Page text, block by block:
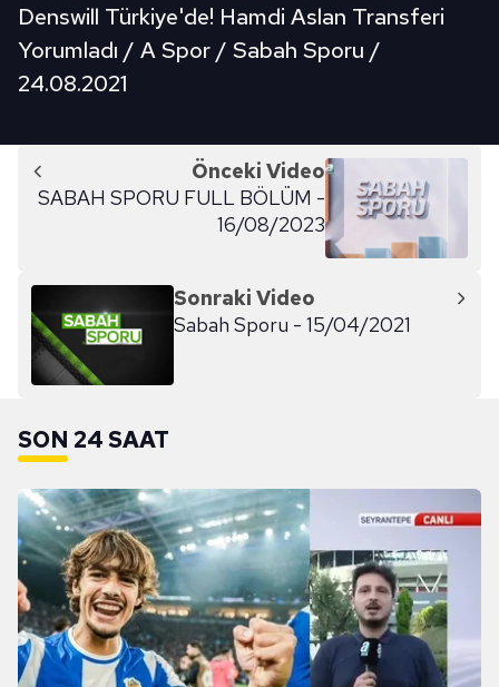
Denswill Türkiye'de! Hamdi Aslan Transferi
Yorumladı / A Spor / Sabah Sporu /
24.08.2021
Önceki Video
SABAH SPORU FULL BÖLÜM -
16/08/2023
Sonraki Video
Sabah Sporu - 15/04/2021
SON 24 SAAT